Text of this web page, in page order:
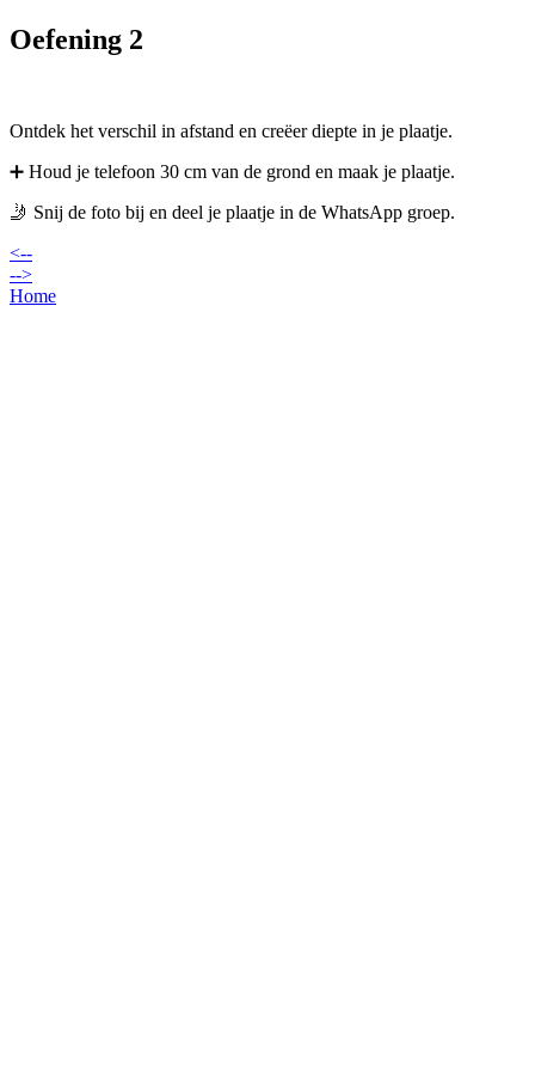
Oefening 2
Ontdek het verschil in afstand en creëer diepte in je plaatje.
➕ Houd je telefoon 30 cm van de grond en maak je plaatje.
🤳 Snij de foto bij en deel je plaatje in de WhatsApp groep.
<--
-->
Home